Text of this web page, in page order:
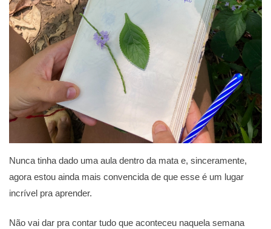
Nunca tinha dado uma aula dentro da mata e, sinceramente,
agora estou ainda mais convencida de que esse é um lugar
incrível pra aprender.
Não vai dar pra contar tudo que aconteceu naquela semana